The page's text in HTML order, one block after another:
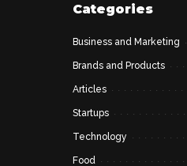
Categories
Business and Marketing
Brands and Products
Articles
Startups
Technology
Food